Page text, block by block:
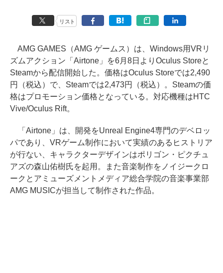
リスト
AMG GAMES（AMG ゲームス）は、Windows用VRリ
ズムアクション「Airtone」を6月8日よりOculus Storeと
Steamから配信開始した。価格はOculus Storeでは2,490
円（税込）で、Steamでは2,473円（税込）。Steamの価
格はプロモーション価格となっている。対応機種はHTC
Vive/Oculus Rift。
「Airtone」は、開発をUnreal Engine4専門のデベロッ
パであり、VRゲーム制作において実績のあるヒストリア
が行ない、キャラクターデザインはポリゴン・ピクチュ
アズの森山佑樹氏を起用。また音楽制作をノイジークロ
ークとアミューズメントメディア総合学院の音楽事業部
AMG MUSICが担当して制作された作品。